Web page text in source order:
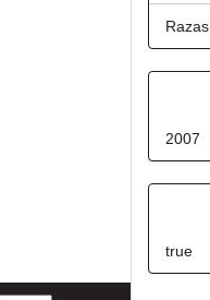
Razas
2007
true